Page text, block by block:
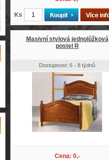
Ks
Masivní stylová jednolůžková
postel R
Dostupnost: 6 - 8 týdnů
Cena: 0,-